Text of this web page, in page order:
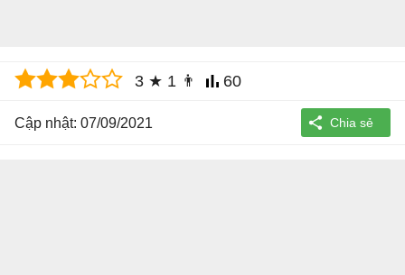
3 ★ 1 👨 60
Cập nhật: 07/09/2021